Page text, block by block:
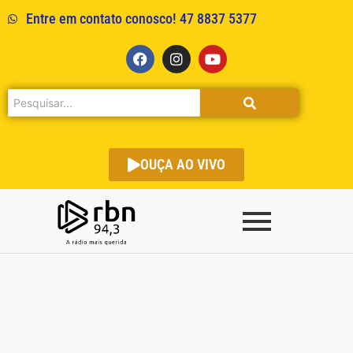
Entre em contato conosco! 47 8837 5377
OUÇA AO VIVO